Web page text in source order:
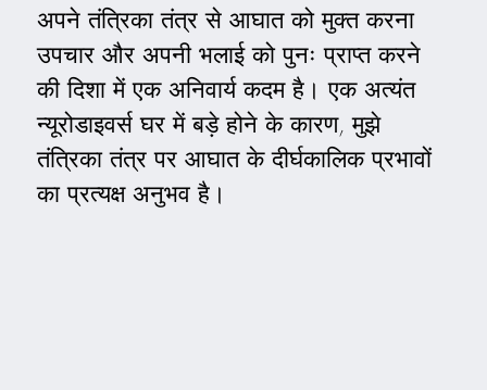
अपने तंत्रिका तंत्र से आघात को मुक्त करना
उपचार और अपनी भलाई को पुनः प्राप्त करने
की दिशा में एक अनिवार्य कदम है। एक अत्यंत
न्यूरोडाइवर्स घर में बड़े होने के कारण, मुझे
तंत्रिका तंत्र पर आघात के दीर्घकालिक प्रभावों
का प्रत्यक्ष अनुभव है।